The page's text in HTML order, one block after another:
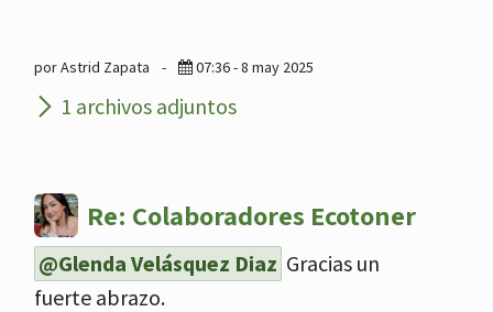
por Astrid Zapata - 07:36 - 8 may 2025
1 archivos adjuntos
Re: Colaboradores Ecotoner
@Glenda Velásquez Diaz Gracias un
fuerte abrazo.